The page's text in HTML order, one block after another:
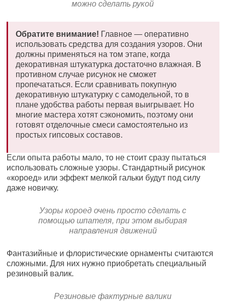
можно сделать рукой
Обратите внимание! Главное — оперативно
использовать средства для создания узоров. Они
должны применяться на том этапе, когда
декоративная штукатурка достаточно влажная. В
противном случае рисунок не сможет
пропечататься. Если сравнивать покупную
декоративную штукатурку с самодельной, то в
плане удобства работы первая выигрывает. Но
многие мастера хотят сэкономить, поэтому они
готовят отделочные смеси самостоятельно из
простых гипсовых составов.
Если опыта работы мало, то не стоит сразу пытаться
использовать сложные узоры. Стандартный рисунок
«короед» или эффект мелкой гальки будут под силу
даже новичку.
Узоры короед очень просто сделать с
помощью шпателя, при этом выбирая
направления движений
Фантазийные и флористические орнаменты считаются
сложными. Для них нужно приобретать специальный
резиновый валик.
Резиновые фактурные валики